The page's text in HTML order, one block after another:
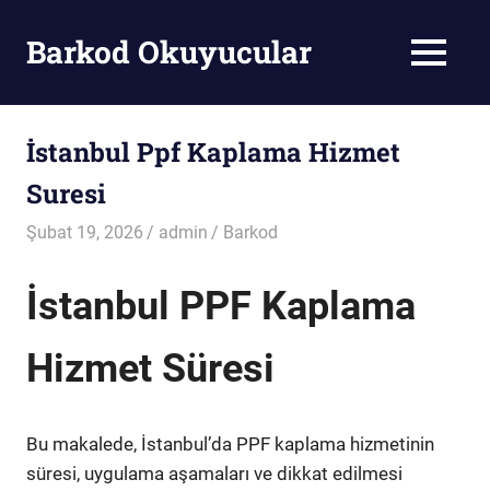
contentBarkod Okuyucular MENU
İstanbul Ppf Kaplama Hizmet
Suresi
Şubat 19, 2026 admin Barkod
İstanbul PPF Kaplama
Hizmet Süresi
Bu makalede, İstanbul’da PPF kaplama hizmetinin
süresi, uygulama aşamaları ve dikkat edilmesi